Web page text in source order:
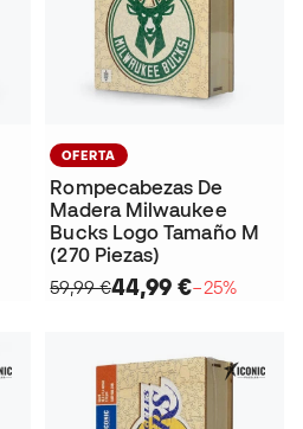
OFERTA
Rompecabezas De
Madera Milwaukee
Bucks Logo Tamaño M
(270 Piezas)
59,99 €44,99 €−25%